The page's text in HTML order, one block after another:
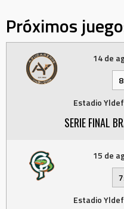
Próximos
14 de
Estadio
SERIE FINAL
15 de
Estadio